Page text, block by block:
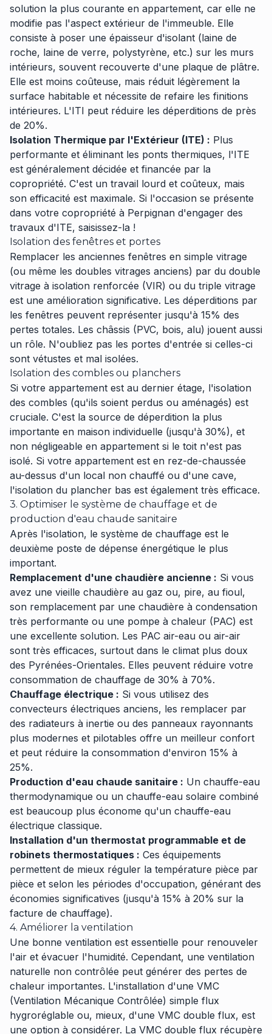
solution la plus courante en appartement, car elle ne
modifie pas l'aspect extérieur de l'immeuble. Elle
consiste à poser une épaisseur d'isolant (laine de
roche, laine de verre, polystyrène, etc.) sur les murs
intérieurs, souvent recouverte d'une plaque de plâtre.
Elle est moins coûteuse, mais réduit légèrement la
surface habitable et nécessite de refaire les finitions
intérieures. L'ITI peut réduire les déperditions de près
de 20%.
Isolation Thermique par l'Extérieur (ITE) : Plus
performante et éliminant les ponts thermiques, l'ITE
est généralement décidée et financée par la
copropriété. C'est un travail lourd et coûteux, mais
son efficacité est maximale. Si l'occasion se présente
dans votre copropriété à Perpignan d'engager des
travaux d'ITE, saisissez-la !
Isolation des fenêtres et portes
Remplacer les anciennes fenêtres en simple vitrage
(ou même les doubles vitrages anciens) par du double
vitrage à isolation renforcée (VIR) ou du triple vitrage
est une amélioration significative. Les déperditions par
les fenêtres peuvent représenter jusqu'à 15% des
pertes totales. Les châssis (PVC, bois, alu) jouent aussi
un rôle. N'oubliez pas les portes d'entrée si celles-ci
sont vétustes et mal isolées.
Isolation des combles ou planchers
Si votre appartement est au dernier étage, l'isolation
des combles (qu'ils soient perdus ou aménagés) est
cruciale. C'est la source de déperdition la plus
importante en maison individuelle (jusqu'à 30%), et
non négligeable en appartement si le toit n'est pas
isolé. Si votre appartement est en rez-de-chaussée
au-dessus d'un local non chauffé ou d'une cave,
l'isolation du plancher bas est également très efficace.
3. Optimiser le système de chauffage et de
production d'eau chaude sanitaire
Après l'isolation, le système de chauffage est le
deuxième poste de dépense énergétique le plus
important.
Remplacement d'une chaudière ancienne : Si vous
avez une vieille chaudière au gaz ou, pire, au fioul,
son remplacement par une chaudière à condensation
très performante ou une pompe à chaleur (PAC) est
une excellente solution. Les PAC air-eau ou air-air
sont très efficaces, surtout dans le climat plus doux
des Pyrénées-Orientales. Elles peuvent réduire votre
consommation de chauffage de 30% à 70%.
Chauffage électrique : Si vous utilisez des
convecteurs électriques anciens, les remplacer par
des radiateurs à inertie ou des panneaux rayonnants
plus modernes et pilotables offre un meilleur confort
et peut réduire la consommation d'environ 15% à
25%.
Production d'eau chaude sanitaire : Un chauffe-eau
thermodynamique ou un chauffe-eau solaire combiné
est beaucoup plus économe qu'un chauffe-eau
électrique classique.
Installation d'un thermostat programmable et de
robinets thermostatiques : Ces équipements
permettent de mieux réguler la température pièce par
pièce et selon les périodes d'occupation, générant des
économies significatives (jusqu'à 15% à 20% sur la
facture de chauffage).
4. Améliorer la ventilation
Une bonne ventilation est essentielle pour renouveler
l'air et évacuer l'humidité. Cependant, une ventilation
naturelle non contrôlée peut générer des pertes de
chaleur importantes. L'installation d'une VMC
(Ventilation Mécanique Contrôlée) simple flux
hygroréglable ou, mieux, d'une VMC double flux, est
une option à considérer. La VMC double flux récupère